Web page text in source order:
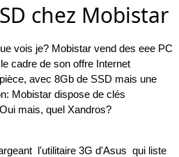
chez Mobistar
vois je? Mobistar vend des eee PC
cadre de son offre Internet
avec 8Gb de SSD mais une
Mobistar dispose de clés
mais, quel Xandros?
l'utilitaire 3G d'Asus qui liste